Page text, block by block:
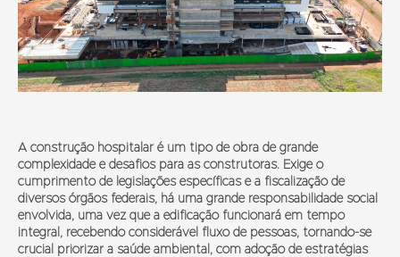
A construção hospitalar é um tipo de obra de grande
complexidade e desafios para as construtoras. Exige o
cumprimento de legislações específicas e a fiscalização de
diversos órgãos federais, há uma grande responsabilidade social
envolvida, uma vez que a edificação funcionará em tempo
integral, recebendo considerável fluxo de pessoas, tornando-se
crucial priorizar a saúde ambiental, com adoção de estratégias